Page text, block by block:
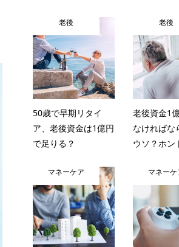
老後
50歳で早期リタイ
ア、老後資金は1億円
で足りる？
老後
老後資金1
なければな
ウソ？ホン
マネーケア マネーケ